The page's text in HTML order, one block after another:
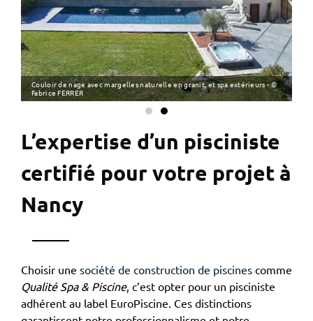
L’expertise d’un pisciniste
certifié pour votre projet à
Nancy
Choisir une société de construction de piscines comme
Qualité Spa & Piscine, c’est opter pour un pisciniste
adhérent au label EuroPiscine. Ces distinctions
Couloir de nage avec margelles naturelle en granit, et spa extérieurs - ©
Fabrice FERRER